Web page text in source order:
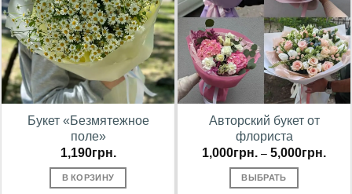
Букет «Безмятежное
поле»
1,190грн.
В КОРЗИНУ
Авторский букет от
флориста
1,000грн. – 5,000грн.
ВЫБРАТЬ